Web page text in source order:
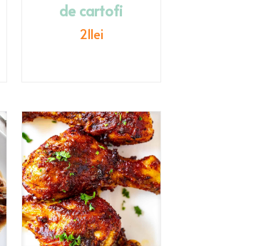
de cartofi
21lei